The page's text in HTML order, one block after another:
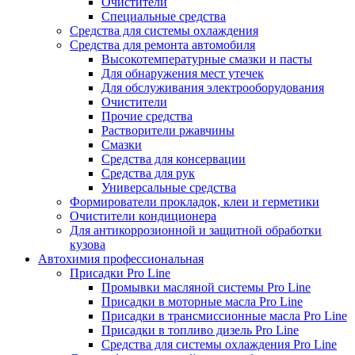
Специальные средства
Средства для системы охлаждения
Средства для ремонта автомобиля
Высокотемпературные смазки и пасты
Для обнаружения мест утечек
Для обслуживания электрооборудования
Очистители
Прочие средства
Растворители ржавчины
Смазки
Средства для консервации
Средства для рук
Универсальные средства
Формирователи прокладок, клеи и герметики
Очистители кондиционера
Для антикоррозионной и защитной обработки
кузова
Автохимия профессиональная
Присадки Pro Line
Промывки масляной системы Pro Line
Присадки в моторные масла Pro Line
Присадки в трансмиссионные масла Pro Line
Присадки в топливо дизель Pro Line
Средства для системы охлаждения Pro Line